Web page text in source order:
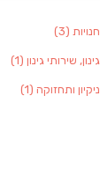
חנויות (3)
גינון, שירותי גינון (1)
ניקיון ותחזוקה (1)